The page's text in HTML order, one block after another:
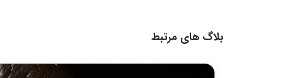
بلاگ های مرتبط